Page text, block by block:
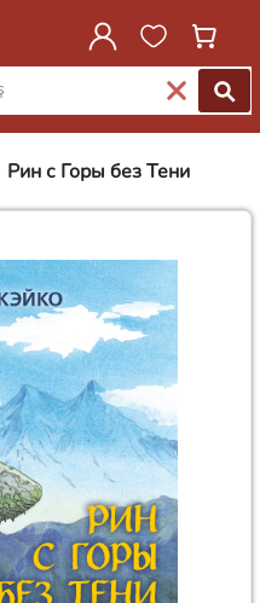
Рин с Горы без Тени